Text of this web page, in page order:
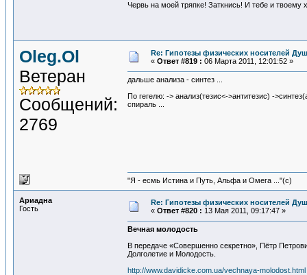
Червь на моей тряпке! Заткнись! И тебе и твоему
Oleg.Ol
Ветеран
Сообщений:
2769
Re: Гипотезы физических носителей
« Ответ #819 : 06 Марта 2011, 12:01:52 »
дальше анализа - синтез ...
По гегелю: -> анализ(тезис<->антитезис) -
спираль ...
"Я - есмь Истина и Путь, Альфа и Омега ..."(с)
Ариадна
Гость
Re: Гипотезы физических носителей
« Ответ #820 : 13 Мая 2011, 09:17:47 »
Вечная молодость
В передаче «Совершенно секретно», Пётр
Долголетие и Молодость.
http://www.davidicke.com.ua/vechnaya-molodost.html